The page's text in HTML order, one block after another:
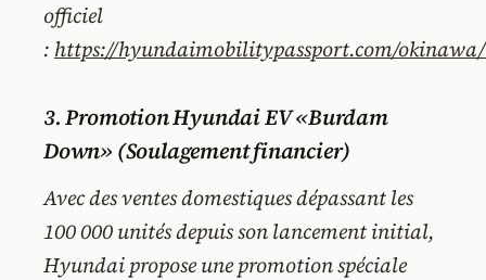
officiel
: https://hyundaimobilitypassport.com/
3. Promotion Hyundai EV «Burdam
Down» (Soulagement financier)
Avec des ventes domestiques dépassant les
100 000 unités depuis son lancement initial,
Hyundai propose une promotion spéciale